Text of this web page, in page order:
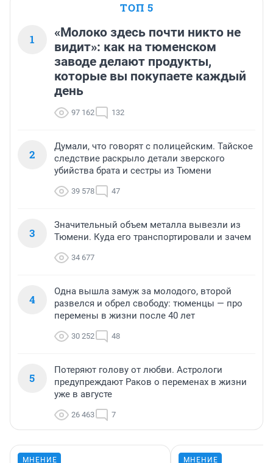
ТОП 5
1
«Молоко здесь почти никто не
видит»: как на тюменском
заводе делают продукты,
которые вы покупаете каждый
день
97 162 132
2
Думали, что говорят с полицейским. Тайское
следствие раскрыло детали зверского
убийства брата и сестры из Тюмени
39 578 47
3
Значительный объем металла вывезли из
Тюмени. Куда его транспортировали и зачем
34 677
4
Одна вышла замуж за молодого, второй
развелся и обрел свободу: тюменцы — про
перемены в жизни после 40 лет
30 252 48
5
Потеряют голову от любви. Астрологи
предупреждают Раков о переменах в жизни
уже в августе
26 463 7
МНЕНИЕ МНЕНИЕ